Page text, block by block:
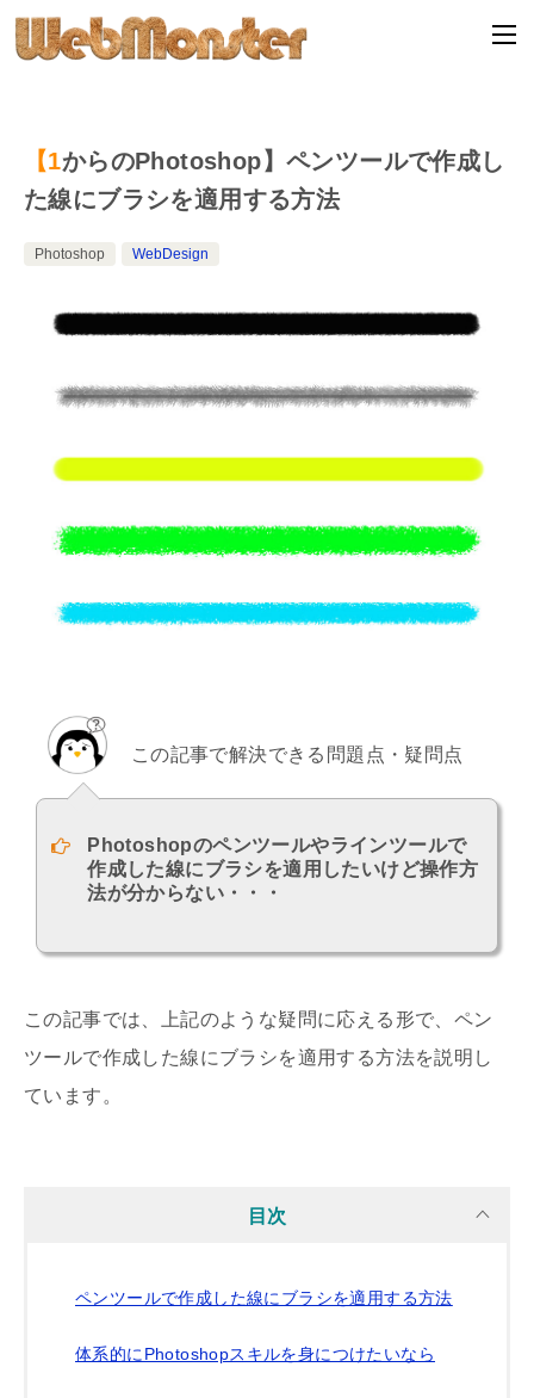
【1からのPhotoshop】ペンツールで作成し
た線にブラシを適用する方法
Photoshop WebDesign
この記事で解決できる問題点・疑問点
Photoshopのペンツールやラインツールで
作成した線にブラシを適用したいけど操作方
法が分からない・・・
この記事では、上記のような疑問に応える形で、ペン
ツールで作成した線にブラシを適用する方法を説明し
ています。
目次
ペンツールで作成した線にブラシを適用する方法
体系的にPhotoshopスキルを身につけたいなら